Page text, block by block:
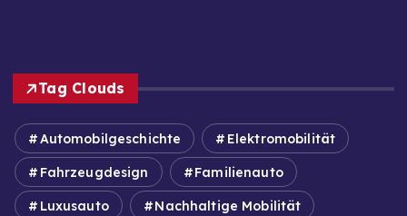
Tag Clouds
Automobilgeschichte Elektromobilität
Fahrzeugdesign Familienauto
Luxusauto Nachhaltige Mobilität